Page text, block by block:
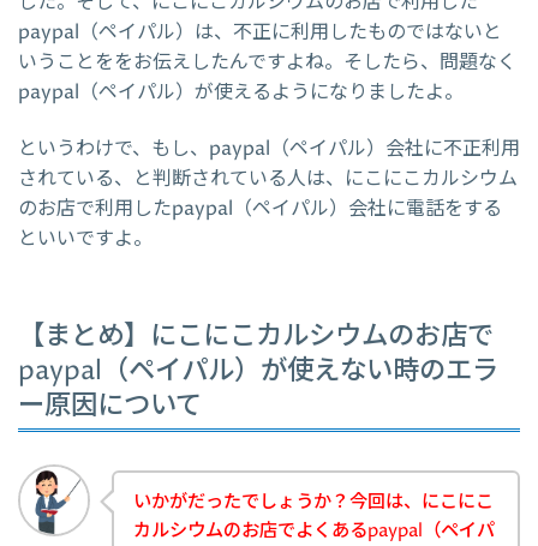
paypal（ペイパル）は、不正に利用したものではないと
いうことををお伝えしたんですよね。そしたら、問題なく
paypal（ペイパル）が使えるようになりましたよ。
というわけで、もし、paypal（ペイパル）会社に不正利用
されている、と判断されている人は、にこにこカルシウム
のお店で利用したpaypal（ペイパル）会社に電話をする
といいですよ。
【まとめ】にこにこカルシウムのお店で
paypal（ペイパル）が使えない時のエラ
ー原因について
いかがだったでしょうか？今回は、にこにこ
カルシウムのお店でよくあるpaypal（ペイパ